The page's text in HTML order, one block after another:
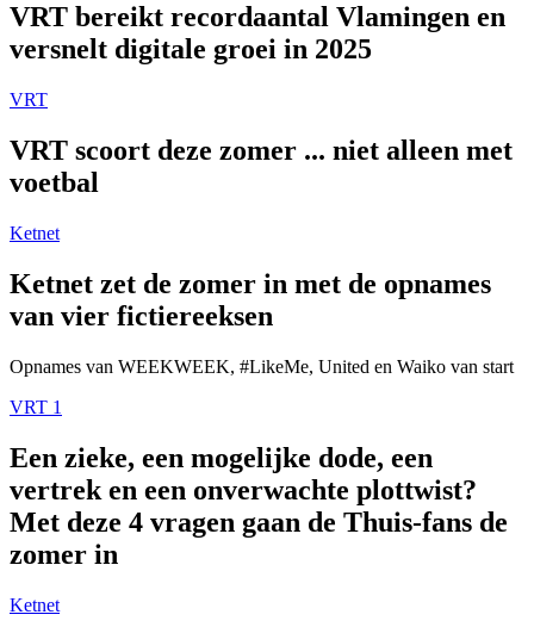
VRT bereikt recordaantal Vlamingen en
versnelt digitale groei in 2025
VRT
VRT scoort deze zomer ... niet alleen met
voetbal
Ketnet
Ketnet zet de zomer in met de opnames
van vier fictiereeksen
Opnames van WEEKWEEK, #LikeMe, United en Waiko van start
VRT 1
Een zieke, een mogelijke dode, een
vertrek en een onverwachte plottwist?
Met deze 4 vragen gaan de Thuis-fans de
zomer in
Ketnet